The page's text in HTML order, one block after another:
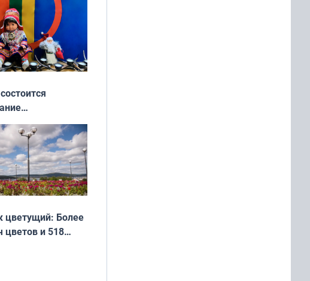
дня
мира
цветущий: Более
цветов и 518